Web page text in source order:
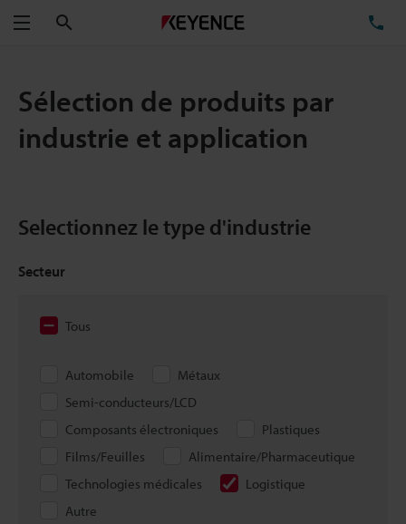
Menu
Sélection de produits par
industrie et application
Selectionnez le type d'industrie
Secteur
Tous
Automobile
Métaux
Semi-conducteurs/LCD
Composants électroniques
Plastiques
Films/Feuilles
Alimentaire/Pharmaceutique
Technologies médicales
Logistique
Autre